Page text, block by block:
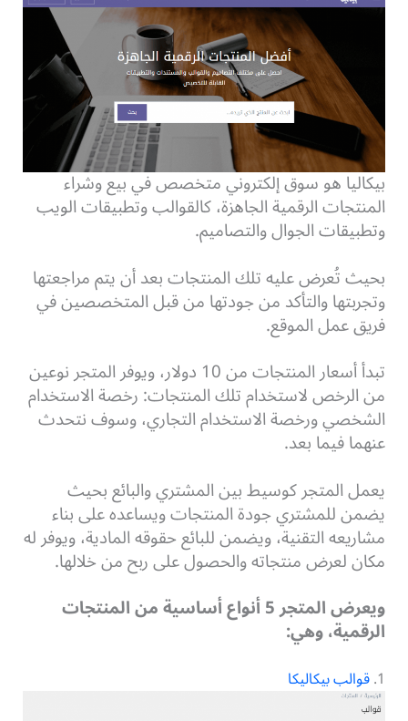
بيكاليا هو سوق إلكتروني متخصص في بيع وشراء
المنتجات الرقمية الجاهزة، كالقوالب وتطبيقات الويب
وتطبيقات الجوال والتصاميم.
بحيث تُعرض عليه تلك المنتجات بعد أن يتم مراجعتها
وتجربتها والتأكد من جودتها من قبل المتخصصين في
فريق عمل الموقع.
تبدأ أسعار المنتجات من 10 دولار، ويوفر المتجر نوعين
من الرخص لاستخدام تلك المنتجات: رخصة الاستخدام
الشخصي ورخصة الاستخدام التجاري، وسوف نتحدث
عنهما فيما بعد.
يعمل المتجر كوسيط بين المشتري والبائع بحيث
يضمن للمشتري جودة المنتجات ويساعده على بناء
مشاريعه التقنية، ويضمن للبائع حقوقه المادية، ويوفر له
مكان لعرض منتجاته والحصول على ربح من خلالها.
ويعرض المتجر 5 أنواع أساسية من المنتجات
الرقمية، وهي:
1. قوالب بيكاليكا